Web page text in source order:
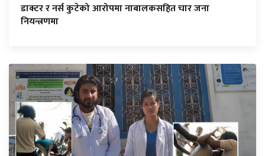
डाक्टर र नर्स कुटेको आरोपमा नाबालकसहित चार जना
नियन्त्रणमा